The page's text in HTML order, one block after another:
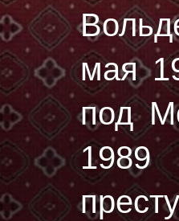
мая
под